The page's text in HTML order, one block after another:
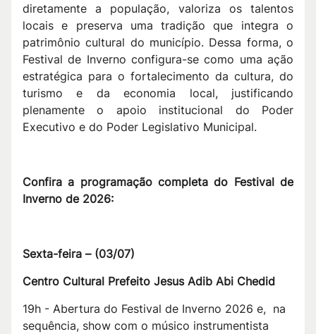
diretamente a população, valoriza os talentos
locais e preserva uma tradição que integra o
patrimônio cultural do município. Dessa forma, o
Festival de Inverno configura-se como uma ação
estratégica para o fortalecimento da cultura, do
turismo e da economia local, justificando
plenamente o apoio institucional do Poder
Executivo e do Poder Legislativo Municipal.
Confira a programação completa do Festival de
Inverno de 2026:
Sexta-feira – (03/07)
Centro Cultural Prefeito Jesus Adib Abi Chedid
19h - Abertura do Festival de Inverno 2026 e, na
sequência, show com o músico instrumentista